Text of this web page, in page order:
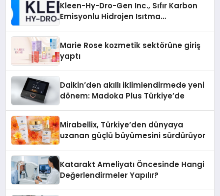
Kleen-Hy-Dro-Gen Inc., Sıfır Karbon
Emisyonlu Hidrojen Isıtma
Marie Rose kozmetik sektörüne giriş
yaptı
Daikin’den akıllı iklimlendirmede yeni
dönem: Madoka Plus Türkiye’de
Mirabellix, Türkiye’den dünyaya
uzanan güçlü büyümesini sürdürüyor
Katarakt Ameliyatı Öncesinde Hangi
Değerlendirmeler Yapılır?